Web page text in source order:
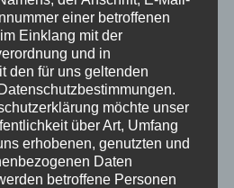
einer betroffenen
Einklang mit der
und in
den für uns geltenden
möchte unser
über Art, Umfang
erhobenen, genutzten und
Daten
betroffene Personen